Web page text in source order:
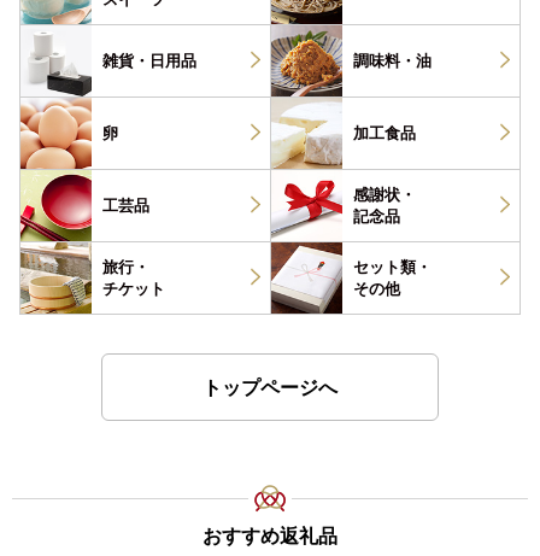
雑貨・ 日用品 調味料・ 油
卵 加工食品
工芸品
感謝状・
記念品
旅行・
チケット
セット類・
その他
トップページへ
おすすめ返礼品